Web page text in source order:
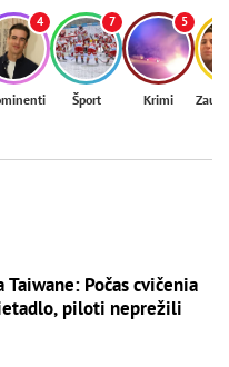
4 7
Šport
5
Krimi
Taiwane: Počas cvičenia
piloti neprežili